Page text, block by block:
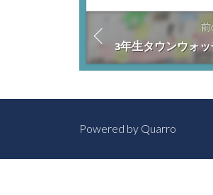
前
3年生タウンウォ
Powered by Quarro